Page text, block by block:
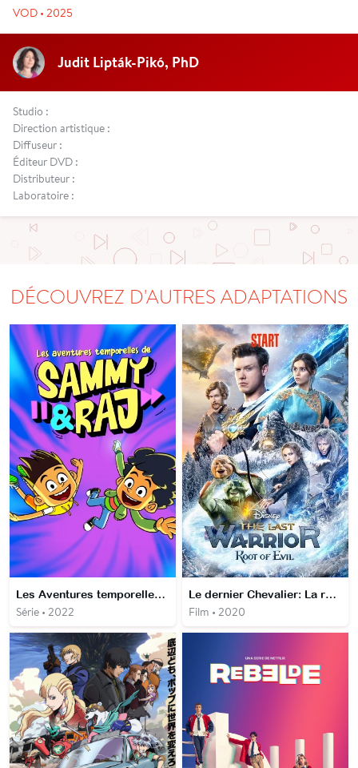
VOD • 2025
Judit Lipták-Pikó, PhD
Studio :
Direction artistique :
Diffuseur :
Éditeur DVD :
Distributeur :
Laboratoire :
DÉCOUVREZ D'AUTRES ADAPTATIONS
Les Aventures temporelles de Sammy & Raj
Série • 2022
Le dernier Chevalier: La racine du Mal
Film • 2020